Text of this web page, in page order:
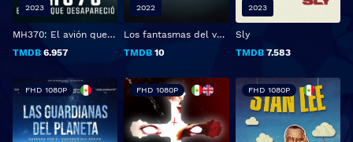
MH370: El avión que desapareció
TMDB 6.957
2023
Los fantasmas del vuelo 401
TMDB 10
2022
Sly
TMDB7.583
2023
FHD 1080P FHD 1080P FHD 1080P